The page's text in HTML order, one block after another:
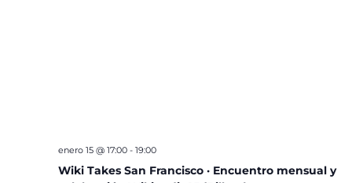
Wiki Takes San Francisco · Encuentro mensual y
enero 15 @ 17:00- 19:00